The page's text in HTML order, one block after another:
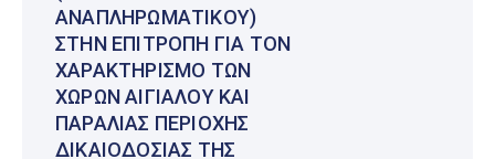
ΑΝΑΠΛΗΡΩΜΑΤΙΚΟΎ)
ΣΤΗΝ ΕΠΙΤΡΟΠΉ ΓΙΑ ΤΟΝ
ΧΑΡΑΚΤΗΡΙΣΜΌ ΤΩΝ
ΧΏΡΩΝ ΑΙΓΙΑΛΟΎ ΚΑΙ
ΠΑΡΑΛΊΑΣ ΠΕΡΙΟΧΉΣ
ΔΙΚΑΙΟΔΟΣΊΑΣ ΤΗΣ